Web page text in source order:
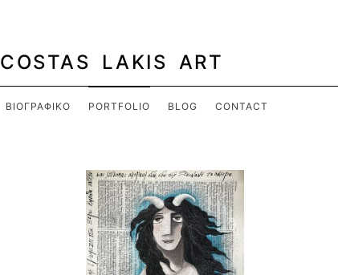
COSTAS LAKIS ART
ΒΙΟΓΡΑΦΙΚΌ PORTFOLIO BLOG CONTACT